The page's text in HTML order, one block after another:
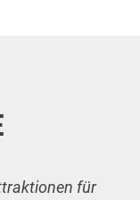
für